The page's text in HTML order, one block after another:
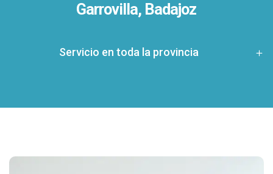
Garrovilla, Badajoz
Servicio en toda la provincia